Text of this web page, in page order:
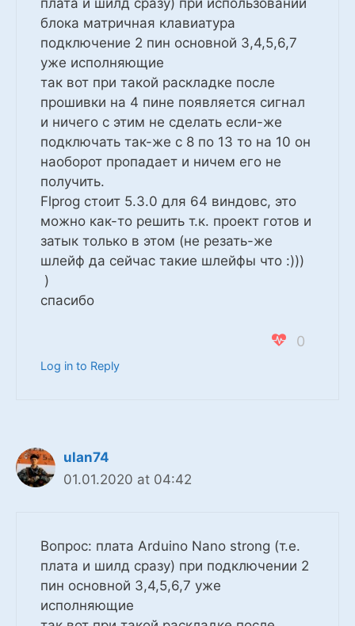
блока матричная клавиатура
подключение 2 пин основной 3,4,5,6,7
уже исполняющие
так вот при такой раскладке после
прошивки на 4 пине появляется сигнал
и ничего с этим не сделать если-же
подключать так-же с 8 по 13 то на 10 он
наоборот пропадает и ничем его не
получить.
Flprog стоит 5.3.0 для 64 виндовс, это
можно как-то решить т.к. проект готов и
затык только в этом (не резать-же
шлейф да сейчас такие шлейфы что :)))
)
спасибо
0
Log in to Reply
ulan74
01.01.2020 at 04:42
Вопрос: плата Arduino Nano strong (т.е.
плата и шилд сразу) при подключении 2
пин основной 3,4,5,6,7 уже
исполняющие